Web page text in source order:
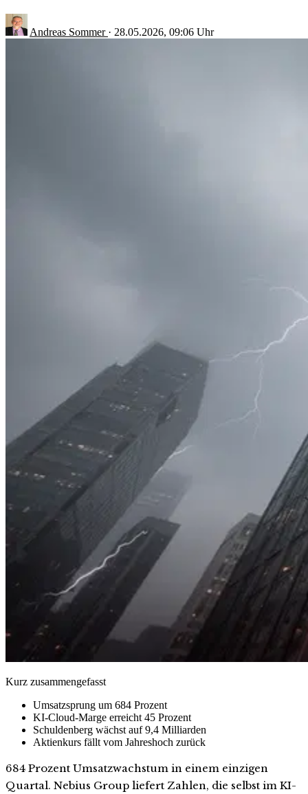
Andreas Sommer · 28.05.2026, 09:06 Uhr
Kurz zusammengefasst
Umsatzsprung um 684 Prozent
KI-Cloud-Marge erreicht 45 Prozent
Schuldenberg wächst auf 9,4 Milliarden
Aktienkurs fällt vom Jahreshoch zurück
684 Prozent Umsatzwachstum in einem einzigen
Quartal. Nebius Group liefert Zahlen, die selbst im KI-